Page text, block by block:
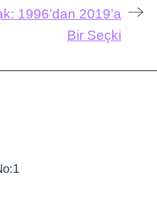
1996’dan 2019’a
Bir Seçki